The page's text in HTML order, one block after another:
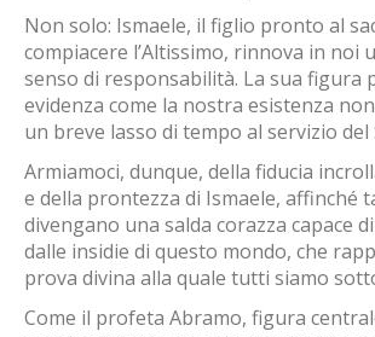
Non solo: Ismaele, il figlio pronto al
compiacere l’Altissimo, rinnova in noi
senso di responsabilità. La sua figura
evidenza come la nostra esistenza
un breve lasso di tempo al servizio del
Armiamoci, dunque, della fiducia
e della prontezza di Ismaele, affinché
divengano una salda corazza capace
dalle insidie di questo mondo, che
prova divina alla quale tutti siamo
Come il profeta Abramo, figura